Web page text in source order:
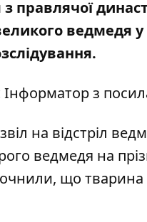
правлячої
ведмедя
Інформаторз
на відстріл
ведмедя на
що